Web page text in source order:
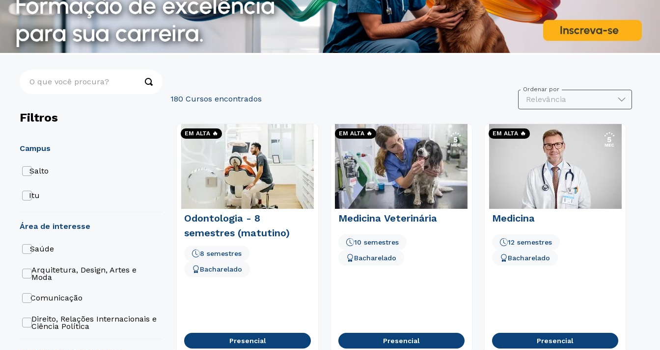
Filtros
área de interesse
Saúde
Arquitetura, Design, Artes e
Moda
Comunicação
Direito, Relações Internacionais e
Ciência Política
campus
Salto
Itu
180
Ordenar por
Relevância
EM ALTA 🔥
Odontologia - 8
semestres (matutino)
8 semestres
Bacharelado
Presencial
EM ALTA 🔥
Medicina Veterinária
10 semestres
Bacharelado
Presencial
EM ALTA 🔥
Medicina
Bacharelado
12 semestres
Presencial